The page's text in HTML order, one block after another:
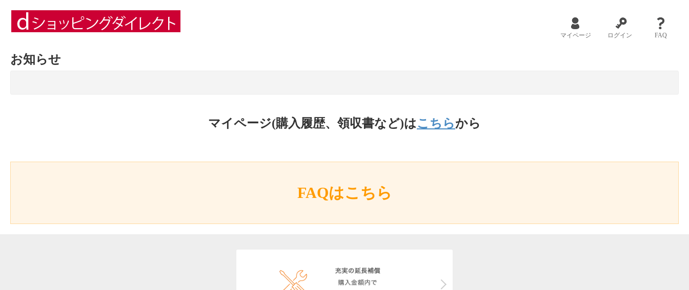
マイページ ログイン FAQ
お知らせ
マイページ(購入履歴、領収書など)はこちらから
FAQはこちら